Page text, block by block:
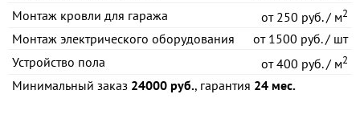
Монтаж кровли для гаража
от250 руб. / м2
Монтаж электрического оборудования от1500 руб. / шт
Устройство пола
от400 руб. / м2
Минимальный заказ 24000 руб., гарантия 24 мес.